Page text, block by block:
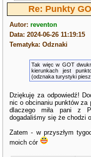
Re: Punkty
Autor:reventon
Data: 2024-06-26 11:19:15
Tematyka: Odznaki
Tak więc w GOT
kierunkach jest
(odznaka turystyki
Dziękuję za odpowiedź!
nic o obcinaniu punktów za
dlaczego miła pani z
dogadaliśmy się że chodzi
Zatem - w przyszłym
moich cór